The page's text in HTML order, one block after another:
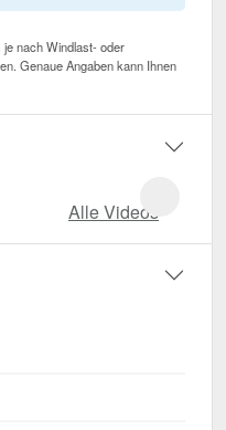
je nach Windlast- oder
Genaue Angaben kann Ihnen
Alle Videos